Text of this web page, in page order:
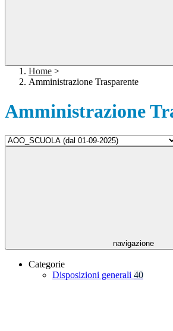
Home >
Amministrazione Trasparente
Amministrazione
navigazione
Categorie
Disposizioni generali 40